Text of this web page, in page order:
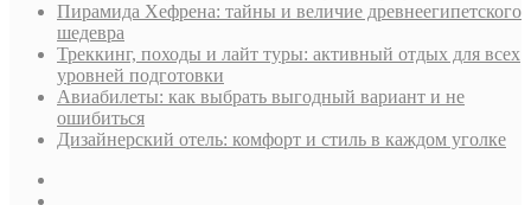
Пирамида Хефрена: тайны и величие древнеегипетского
шедевра
Треккинг, походы и лайт туры: активный отдых для всех
уровней подготовки
Авиабилеты: как выбрать выгодный вариант и не
ошибиться
Дизайнерский отель: комфорт и стиль в каждом уголке